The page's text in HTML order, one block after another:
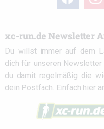
xc-run.de Newsletter
Du willst immer auf dem
dich für unseren Newsletter
du damit regelmäßig die
dein Postfach. Einfach hier